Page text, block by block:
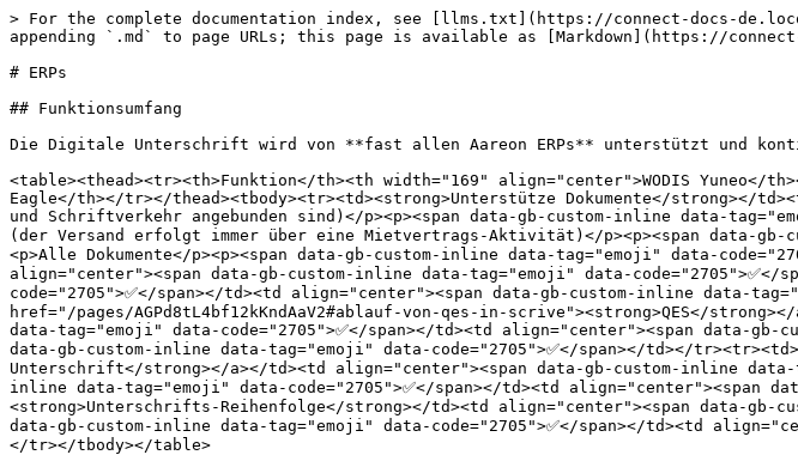
> For the complete documentation index, see [llms.txt](https://connect-docs-
appending `.md` to page URLs; this page is available as [Markdown](https://
# ERPs
## Funktionsumfang
Die Digitale Unterschrift wird von **fast allen Aareon ERPs** unterstützt und
<table><thead><tr><th>Funktion</th><th width="169" align="center">WODIS Yuneo</
Eagle</th></tr></thead><tbody><tr><td><strong>Unterstütze Dokumente</strong></
und Schriftverkehr angebunden sind)</p><p><span data-gb-custom-inline data-
(der Versand erfolgt immer über eine Mietvertrags-Aktivität)</p><p><span data-gb-
<p>Alle Dokumente</p><p><span data-gb-custom-inline data-tag="emoji" data-
align="center"><span data-gb-custom-inline data-tag="emoji" data-
code="2705">✅</span></td><td align="center"><span data-gb-custom-inline data-
href="/pages/AGPd8tL4bf12kKndAaV2#ablauf-von-qes-in-scrive"><strong>QES</
data-tag="emoji" data-code="2705">✅</span></td><td align="center"><span data-
data-gb-custom-inline data-tag="emoji" data-code="2705">✅</span></td></
Unterschrift</strong></a></td><td align="center"><span data-gb-custom-inline data-
inline data-tag="emoji" data-code="2705">✅</span></td><td align="center"><span
<strong>Unterschrifts-Reihenfolge</strong></td><td align="center"><span data-gb-
data-gb-custom-inline data-tag="emoji" data-code="2705">✅</span></td><td
</tr></tbody></table>